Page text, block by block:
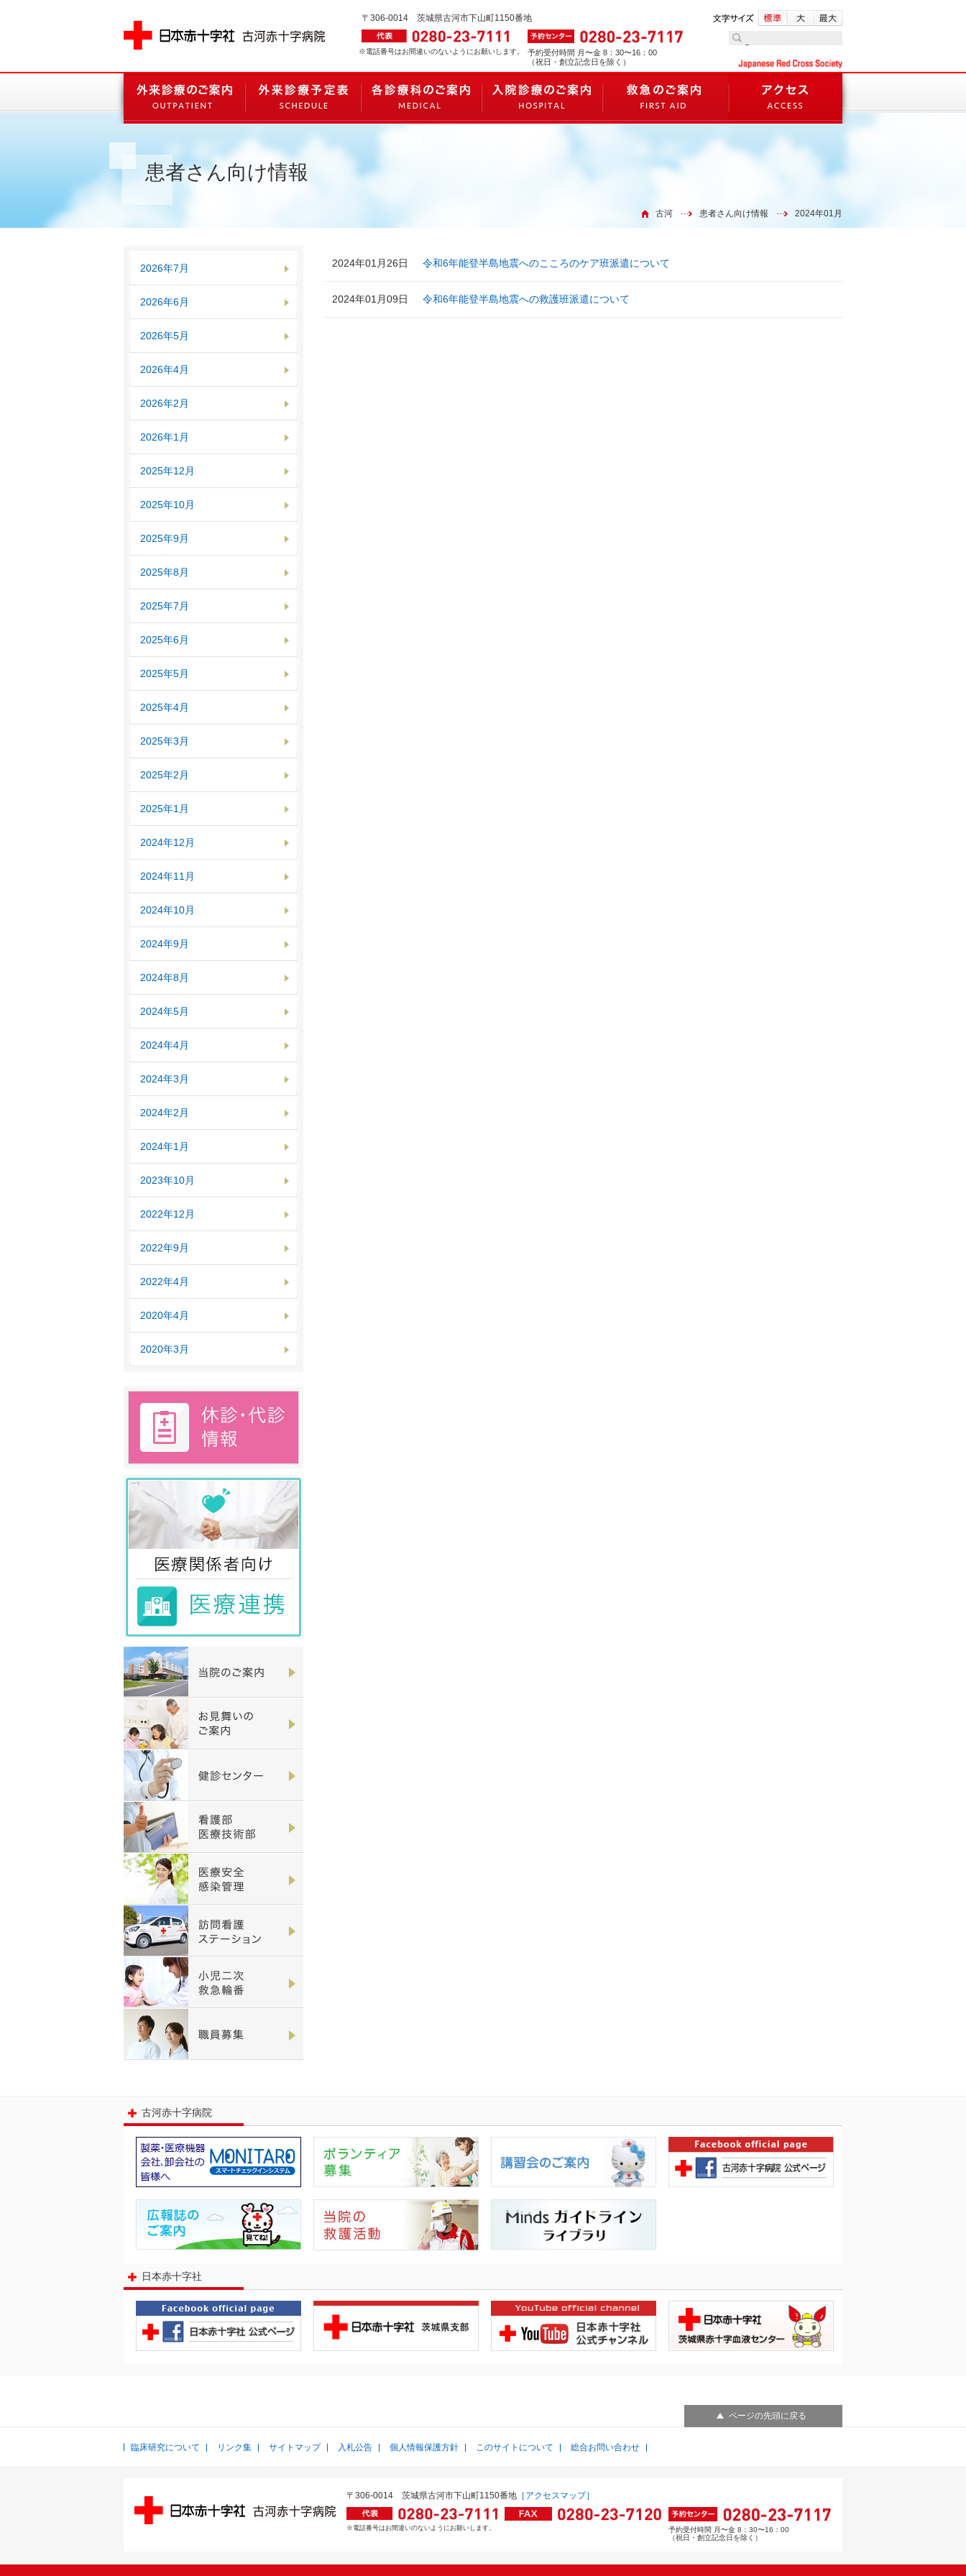
〒306-0014 茨城県古河市下山町1150番地
※電話番号はお間違いのないようにお願いします。
予約受付時間 月〜金 8：30〜16：00
（祝日・創立記念日を除く）
患者さん向け情報
古河 患者さん向け情報 2024年01月
2026年7月
2026年6月
2026年5月
2026年4月
2026年2月
2026年1月
2025年12月
2025年10月
2025年9月
2025年8月
2025年7月
2025年6月
2025年5月
2025年4月
2025年3月
2025年2月
2025年1月
2024年12月
2024年11月
2024年10月
2024年9月
2024年8月
2024年5月
2024年4月
2024年3月
2024年2月
2024年1月
2023年10月
2022年12月
2022年9月
2022年4月
2020年4月
2020年3月
2024年01月26日 令和6年能登半島地震へのこころのケア班派遣について
2024年01月09日 令和6年能登半島地震への救護班派遣について
古河赤十字病院
日本赤十字社
ページの先頭に戻る
臨床研究について リンク集 サイトマップ 入札公告 個人情報保護方針 このサイトについて 総合お問い合わせ
〒306-0014 茨城県古河市下山町1150番地 ［アクセスマップ］
※電話番号はお間違いのないようにお願いします。
予約受付時間 月〜金 8：30〜16：00
（祝日・創立記念日を除く）